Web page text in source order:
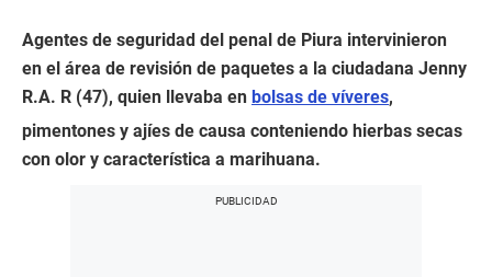
Agentes de seguridad del penal de Piura intervinieron
en el área de revisión de paquetes a la ciudadana Jenny
R.A. R (47), quien llevaba en bolsas de víveres,
pimentones y ajíes de causa conteniendo hierbas secas
con olor y característica a marihuana.